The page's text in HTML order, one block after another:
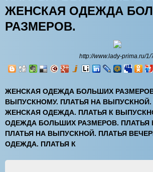
ЖЕНСКАЯ ОДЕЖДА
РАЗМЕРОВ.
http://www.lady-prima.ru/1/
ЖЕНСКАЯ ОДЕЖДА БОЛЬШИХ
ВЫПУСКНОМУ. ПЛАТЬЯ НА ВЫПУСКНОЙ.
ЖЕНСКАЯ ОДЕЖДА. ПЛАТЬЯ К
ОДЕЖДА БОЛЬШИХ РАЗМЕРОВ. ПЛАТЬЯ
ПЛАТЬЯ НА ВЫПУСКНОЙ. ПЛАТЬЯ
ОДЕЖДА. ПЛАТЬЯ К